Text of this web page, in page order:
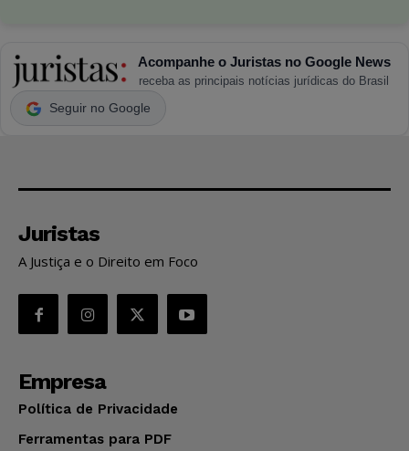
Acompanhe o Juristas no Google News
receba as principais notícias jurídicas do Brasil
Seguir no Google
Juristas
A Justiça e o Direito em Foco
Empresa
Política de Privacidade
Ferramentas para PDF